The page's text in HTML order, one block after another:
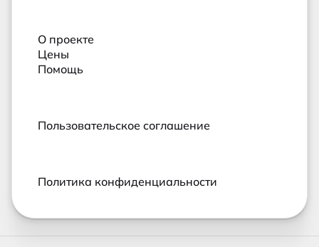
О проекте
Цены
Помощь
Пользовательское соглашение
Политика конфиденциальности